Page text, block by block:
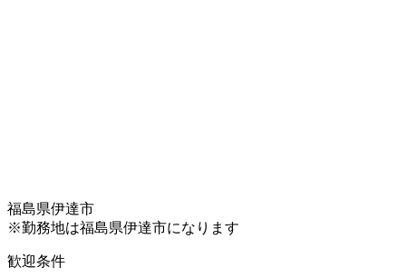
福島県伊達市
※勤務地は福島県伊達市になります
歓迎条件